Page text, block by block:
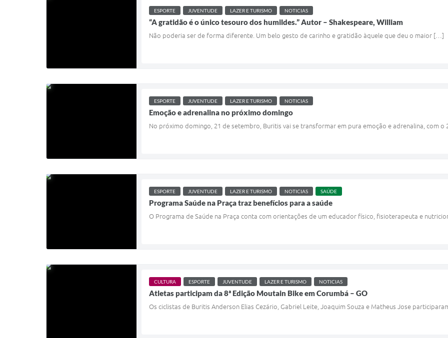
ESPORTE JUVENTUDE LAZER E TURISMO NOTICIAS
“A gratidão é o único tesouro dos humildes.” Autor – Shakespeare, William
Não poderia ser de forma diferente. Um belo gesto de carinho e gratidão àquele que deu o maior […]
ESPORTE JUVENTUDE LAZER E TURISMO NOTICIAS
Emoção e adrenalina no próximo domingo
No próximo domingo, 21 de setembro, Buritis vai se transformar em pura emoção e adrenalina, com o
ESPORTE JUVENTUDE LAZER E TURISMO NOTICIAS SAÚDE
Programa Saúde na Praça traz benefícios para a saúde
O Programa de Saúde na Praça conta com orientações de um educador físico, fisioterapeuta e
CULTURA ESPORTE JUVENTUDE LAZER E TURISMO NOTICIAS
Atletas participam da 8ª Edição Moutain Bike em Corumbá – GO
Os ciclistas de Buritis Anderson Elias Cezário, Gabriel Leite, Joaquim Souza e Matheus Jose